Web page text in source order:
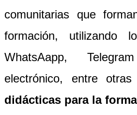
comunitarias que
formación, utilizando
WhatsAapp,
electrónico, entre otras
didácticas para la